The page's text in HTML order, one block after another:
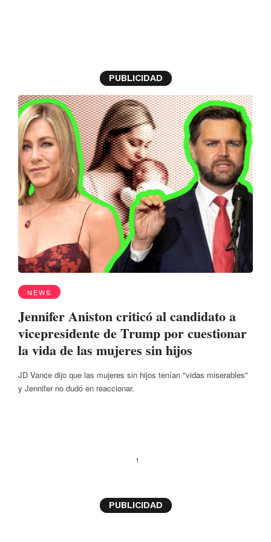
PUBLICIDAD
NEWS
Jennifer Aniston criticó al candidato a
vicepresidente de Trump por cuestionar
la vida de las mujeres sin hijos
JD Vance dijo que las mujeres sin hijos tenían "vidas miserables"
y Jennifer no dudó en reaccionar.
1
PUBLICIDAD